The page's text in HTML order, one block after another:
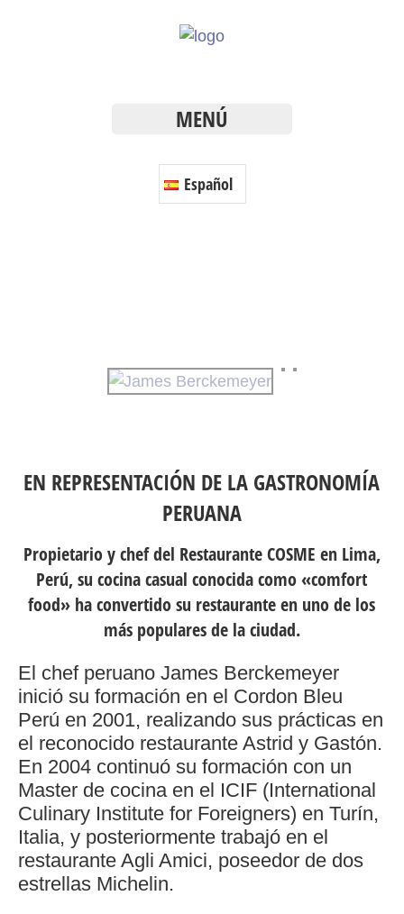
MENÚ
Español
EN REPRESENTACIÓN DE LA GASTRONOMÍA
PERUANA
Propietario y chef del Restaurante COSME en Lima,
Perú, su cocina casual conocida como «comfort
food» ha convertido su restaurante en uno de los
más populares de la ciudad.
El chef peruano James Berckemeyer
inició su formación en el Cordon Bleu
Perú en 2001, realizando sus prácticas en
el reconocido restaurante Astrid y Gastón.
En 2004 continuó su formación con un
Master de cocina en el ICIF (International
Culinary Institute for Foreigners) en Turín,
Italia, y posteriormente trabajó en el
restaurante Agli Amici, poseedor de dos
estrellas Michelin.